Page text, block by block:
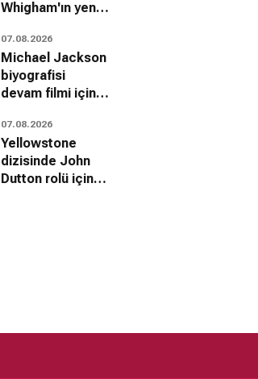
Whigham'ın yeni
07.08.2026
Michael Jackson
biyografisi
devam filmi için
belli oldu
07.08.2026
Yellowstone
dizisinde John
Dutton rolü için